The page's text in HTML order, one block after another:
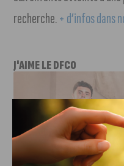
recherche.+ d’infos dans
J'AIME LE DFCO